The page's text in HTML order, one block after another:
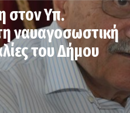
στον Υπ.
ναυαγοσωστική
του Δήμου